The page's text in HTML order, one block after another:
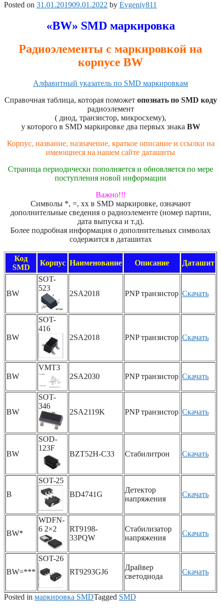
Posted on 31.01.201909.01.2022 by Evgeniy811
«BW» SMD маркировка
Радиоэлементы с маркировкой на
корпусе BW
Алфавитный указатель по SMD маркировкам
Справочная таблица, которая поможет опознать по SMD коду
радиоэлемент
( диод, транзистор, микросхему),
у которого в SMD маркировке два первых знака BW
Корпус, название, назначение, краткое описание и ссылки на
имеющиеся на нашем сайте даташиты
Страница периодически пополняется и обновляется по мере
поступления новой информации
Важно!!!
Символы *, =, xx в SMD маркировке, означают
дополнительные сведения о радиоэлементе (номер партии,
дата выпуска и т.д).
Более подробная информация о дополнительных символах
содержится в даташитах
Код
SMD
Корпус Наименование Описание Даташит
BW
SOT-
523
2SA2018 PNP транзистор Скачать
BW
SOT-
416
2SA2018
PNP транзистор Скачать
BW
VMT3
2SA2030
PNP транзистор Скачать
BW
SOT-
346
2SA2119K PNP транзистор Скачать
BW
SOD-
123F
BZT52H-C33 Стабилитрон Скачать
B
SOT-25
BD4741G
Детектор
напряжения
Скачать
BW*
WDFN-
6 2×2
RT9198-
33PQW
Стабилизатор
напряжения
Скачать
BW=***
SOT-26
RT9293GJ6
Драйвер
светодиода
Скачать
Posted in маркировка SMDTagged SMD